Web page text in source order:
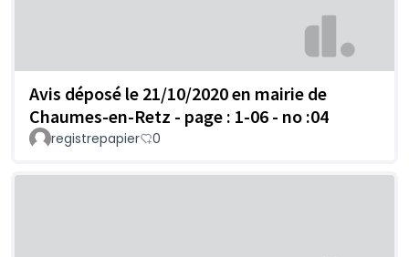
Avis déposé le 21/10/2020 en mairie de
Chaumes-en-Retz - page : 1-06 - no :04
registrepapier 0